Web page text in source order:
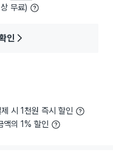
무료)
인
시 1천원 즉시 할인
액의 1% 할인